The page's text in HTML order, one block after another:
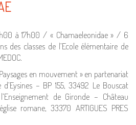
à 17h00 / « Chamaeleonidae » / 6
des classes de l’Ecole élémentaire de
en mouvement » en partenariat
– BP 155, 33492 Le Bouscat
de Gironde – Château
romane, 33370 ARTIGUES PRES